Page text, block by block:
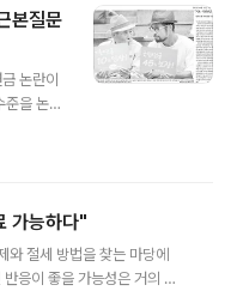
본질문
논란이
준을 논의
가 이
를 짚어
상관없
평균소득
가능하다"
와 절세 방법을 찾는 마당에
반응이 좋을 가능성은 거의 없